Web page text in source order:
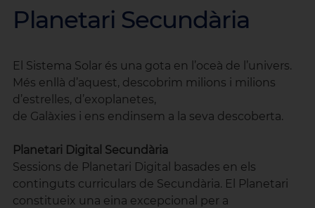
Planetari Secundària
El Sistema Solar és una gota en l’oceà de l’univers.
Més enllà d’aquest, descobrim milions i milions
d’estrelles, d’exoplanetes,
de Galàxies i ens endinsem a la seva descoberta.
Planetari Digital Secundària
Sessions de Planetari Digital basades en els
continguts curriculars de Secundària. El Planetari
constitueix una eina excepcional per a